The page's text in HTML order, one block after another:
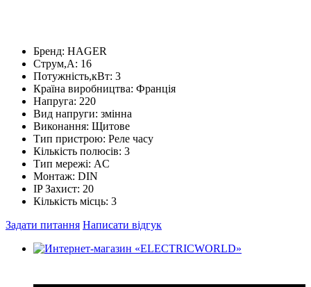
Бренд: HAGER
Струм,А: 16
Потужність,кВт: 3
Країна виробництва: Франція
Напруга: 220
Вид напруги: змінна
Виконання: Щитове
Тип пристрою: Реле часу
Кількість полюсів: 3
Тип мережі: AC
Монтаж: DIN
IP Захист: 20
Кількість місць: 3
Задати питання Написати відгук